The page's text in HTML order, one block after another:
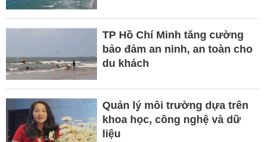
TP Hồ Chí Minh tăng cường
bảo đảm an ninh, an toàn cho
du khách
Quản lý môi trường dựa trên
khoa học, công nghệ và dữ
liệu